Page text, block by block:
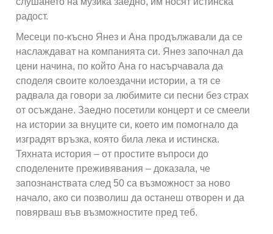
радост.
Месеци по-късно Янез и Ана продължавали да се
наслаждават на компанията си. Янез започнал да
цени начина, по който Ана го насърчавала да
споделя своите колоездачни истории, а тя се
радвала да говори за любимите си песни без страх
от осъждане. Заедно посетили концерт и се смеели
на истории за внуците си, което им помогнало да
изградят връзка, която била лека и истинска.
Тяхната история – от простите въпроси до
споделените преживявания – доказала, че
запознанствата след 50 са възможност за ново
начало, ако си позволиш да останеш отворен и да
повярваш във възможностите пред теб.